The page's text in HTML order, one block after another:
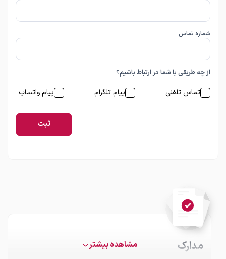
شماره تماس
از چه طریقی با شما در ارتباط باشیم؟
تماس تلفنی پیام تلگرام پیام واتساپ
ثبت
مشاهده بیشتر مدارک